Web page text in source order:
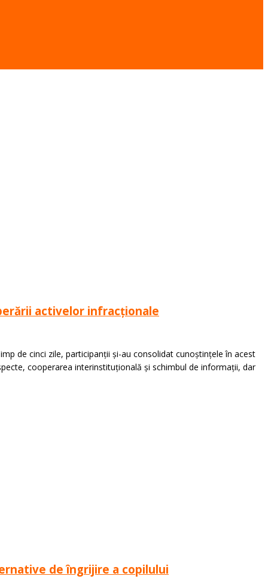
activelor infracționale
de cinci zile, participanții și-au consolidat cunoștințele în acest
cooperarea interinstituțională și schimbul de informații, dar
de îngrijire a copilului